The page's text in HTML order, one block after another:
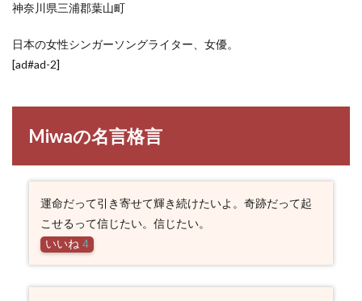
神奈川県三浦郡葉山町
日本の女性シンガーソングライター、女優。
[ad#ad-2]
Miwaの名言格言
運命だって引き寄せて輝き続けたいよ。奇跡だって起
こせるって信じたい。信じたい。
いいね 4